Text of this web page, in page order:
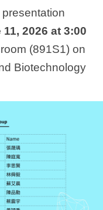
2026 at 3:00
(891S1) on
Biotechnology